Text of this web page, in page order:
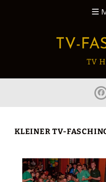
TV-
TV
KLEINER TV-